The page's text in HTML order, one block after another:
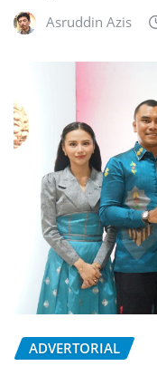
Asruddin Azis
ADVERTORIAL